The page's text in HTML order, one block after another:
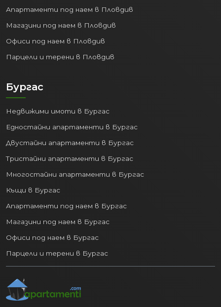
3. Бизнес експанзия и
чуждестранни
инвестиции
Когато големият бизнес расте, расте
областта е скочил от 27.9 милиарда
само за 5 години. В
същото време чуждестранните преки
инвестиции достигат над
разглеждания период.
изграждането на нови офис сгради,
логистични центрове и
производствени бази. Всичко това
най-вече – жилища за хората, които
управляват и работят в тези бизнеси.
4. Образован и
перспективен профил на
населението
Апартаменти под наем в Пловдив
Магазини под наем в Пловдив
Офиси под наем в Пловдив
Парцели и терени в Пловдив
Бургас
Недвижими имоти в Бургас
Едностайни апартаменти в Бургас
Двустайни апартаменти в Бургас
Тристайни апартаменти в Бургас
Многостайни апартаменти в Бургас
Къщи в Бургас
Апартаменти под наем в Бургас
Магазини под наем в Бургас
Офиси под наем в Бургас
Парцели и терени в Бургас